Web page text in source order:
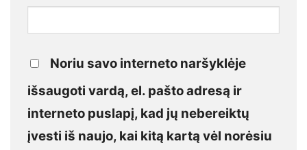
Noriu savo interneto naršyklėje
išsaugoti vardą, el. pašto adresą ir
interneto puslapį, kad jų nebereiktų
įvesti iš naujo, kai kitą kartą vėl norėsiu